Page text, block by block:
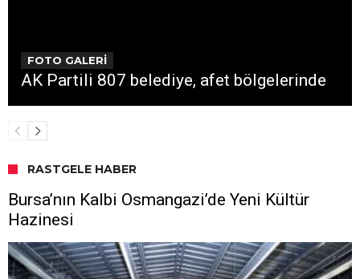
FOTO GALERİ
AK Partili 807 belediye, afet bölgelerinde
RASTGELE HABER
Bursa’nın Kalbi Osmangazi’de Yeni Kültür
Hazinesi